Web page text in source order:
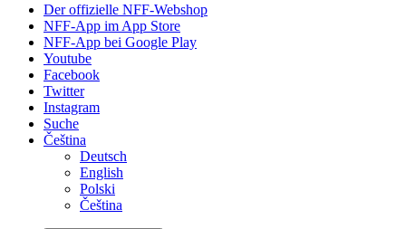
Der offizielle NFF-Webshop
NFF-App im App Store
NFF-App bei Google Play
Youtube
Facebook
Twitter
Instagram
Suche
Čeština
Deutsch
English
Polski
Čeština